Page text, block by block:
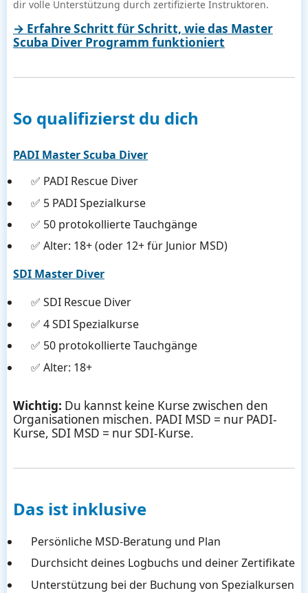
dir volle Unterstützung durch zertifizierte Instruktoren.
→ Erfahre Schritt für Schritt, wie das Master
Scuba Diver Programm funktioniert
So qualifizierst du dich
PADI Master Scuba Diver
✅ PADI Rescue Diver
✅ 5 PADI Spezialkurse
✅ 50 protokollierte Tauchgänge
✅ Alter: 18+ (oder 12+ für Junior MSD)
SDI Master Diver
✅ SDI Rescue Diver
✅ 4 SDI Spezialkurse
✅ 50 protokollierte Tauchgänge
✅ Alter: 18+
Wichtig: Du kannst keine Kurse zwischen den
Organisationen mischen. PADI MSD = nur PADI-
Kurse, SDI MSD = nur SDI-Kurse.
Das ist inklusive
Persönliche MSD-Beratung und Plan
Durchsicht deines Logbuchs und deiner Zertifikate
Unterstützung bei der Buchung von Spezialkursen